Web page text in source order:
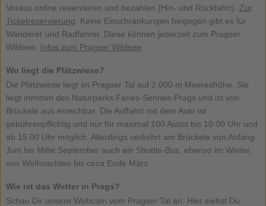
Voraus online reservieren und bezahlen (Hin- und Rückfahrt). Zur
Ticketreservierung . Keine Einschränkungen hingegen gibt es für
Wanderer und Radfahrer. Diese können jederzeit zum Pragser
Wildsee. Infos zum Pragser Wildsee
Wo liegt die Plätzwiese?
Die Plätzwiese liegt im Pragser Tal auf 2.000 m Meereshöhe. Sie
liegt inmitten des Naturparks Fanes-Sennes-Prags und ist von
Brückele aus erreichbar. Die Auffahrt mit dem Auto ist
gebührenpflichtig und nur für maximal 100 Autos bis 10.00 Uhr und
ab 15.00 Uhr möglich. Allerdings verkehrt am Brückele von Anfang
Juni bis Mitte September auch ein Shuttle-Bus, ebenso im Winter,
von Weihnachten bis circa Ende März.
Wie ist das Wetter in Prags?
Schau Dir unsere Webcam vom Pragser Tal an. Hier siehst Du